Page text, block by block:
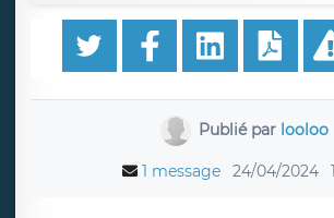
Publié par looloo
1 message 24/04/2024